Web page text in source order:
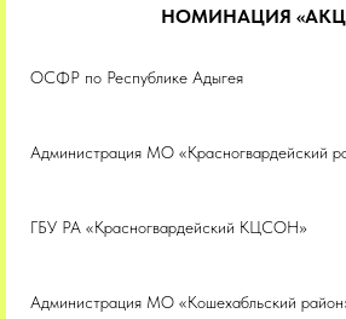
НОМИНАЦИЯ
ОСФР по Республике Адыгея
Администрация МО «Красногвардейский
ГБУ РА «Красногвардейский КЦСОН»
Администрация МО «Кошехабльский